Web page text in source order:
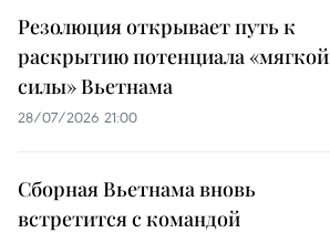
Резолюция открывает путь к
раскрытию потенциала «мягкой
силы» Вьетнама
28/07/2026 21:00
Сборная Вьетнама вновь
встретится с командой